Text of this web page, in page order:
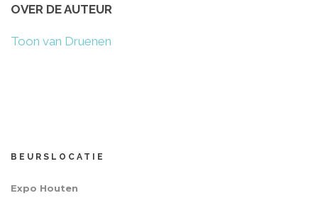
OVER DE AUTEUR
Toon van Druenen
BEURSLOCATIE
Expo Houten